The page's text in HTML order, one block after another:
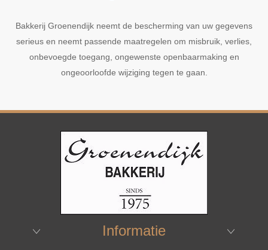
Bakkerij Groenendijk neemt de bescherming van uw gegevens
serieus en neemt passende maatregelen om misbruik, verlies,
onbevoegde toegang, ongewenste openbaarmaking en
ongeoorloofde wijziging tegen te gaan.
Informatie